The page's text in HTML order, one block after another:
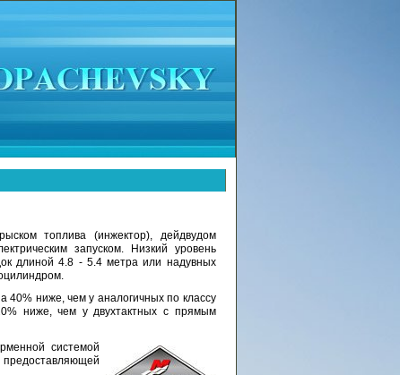
топлива (инжектор), дейдвудом
запуском. Низкий уровень
длиной 4.8 - 5.4 метра или надувных
40% ниже, чем у аналогичных по классу
ниже, чем у двухтактных с прямым
системой